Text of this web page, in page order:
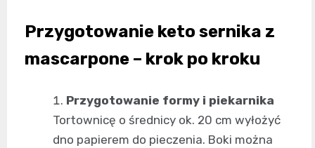
Przygotowanie keto sernika z
mascarpone – krok po kroku
Przygotowanie formy i piekarnika
Tortownicę o średnicy ok. 20 cm wyłożyć
dno papierem do pieczenia. Boki można